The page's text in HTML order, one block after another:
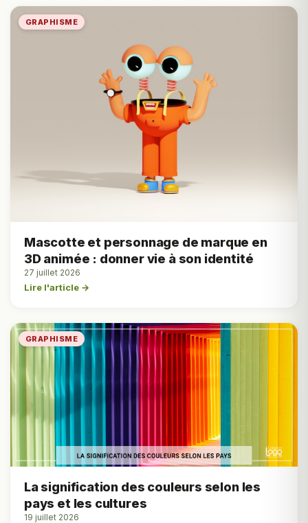
GRAPHISME
Mascotte et personnage de marque en
3D animée : donner vie à son identité
27 juillet 2026
Lire l'article →
GRAPHISME
La signification des couleurs selon les
pays et les cultures
19 juillet 2026